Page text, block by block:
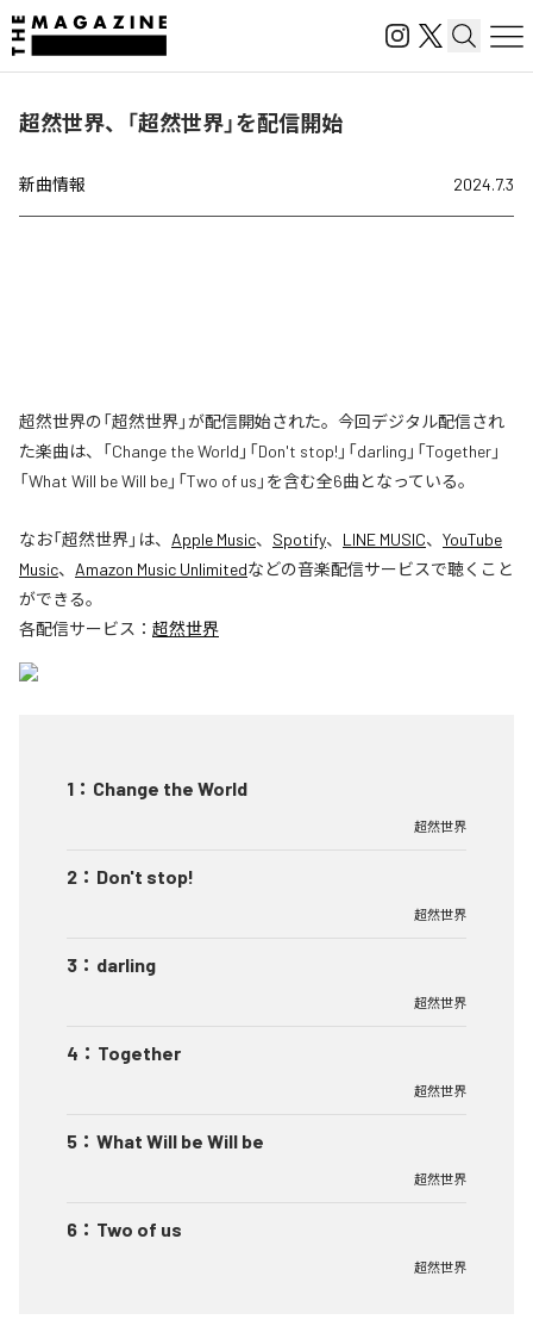
超然世界、「超然世界」を配信開始
新曲情報 2024.7.3
超然世界の「超然世界」が配信開始された。今回デジタル配信され
た楽曲は、「Change the World」「Don't stop!」「darling」「Together」
「What Will be Will be」「Two of us」を含む全6曲となっている。
なお「超然世界」は、 Apple Music、 Spotify、 LINE MUSIC、 YouTube
Music、 Amazon Music Unlimitedなどの音楽配信サービスで聴くこと
ができる。
各配信サービス： 超然世界
1 ： Change the World
超然世界
2 ： Don't stop!
超然世界
3 ： darling
超然世界
4 ： Together
超然世界
5 ： What Will be Will be
超然世界
6 ： Two of us
超然世界